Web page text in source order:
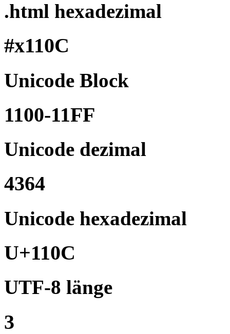
.html hexadezimal
#x110C
Unicode Block
1100-11FF
Unicode dezimal
4364
Unicode hexadezimal
U+110C
UTF-8 länge
3